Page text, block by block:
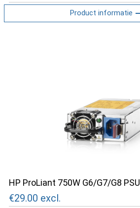
Product informatie
HP ProLiant 750W G6/G7/G8 PSU
€29.00 excl.